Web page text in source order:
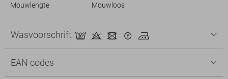
Mouwlengte
Mouwloos
Wasvoorschrift
EAN codes